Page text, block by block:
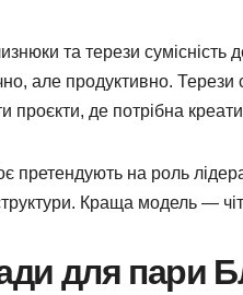
та терези сумісність
але продуктивно. Терези
проєкти, де потрібна
претендують на роль
Краща модель —
для пари